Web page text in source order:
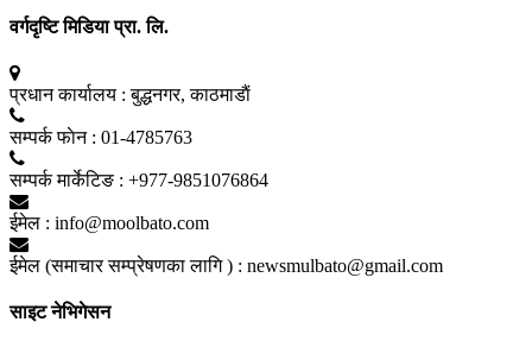
वर्गदृष्टि मिडिया प्रा. लि.
प्रधान कार्यालय : बुद्धनगर, काठमाडाैं
सम्पर्क फाेन : 01-4785763
सम्पर्क मार्केटिङ : +977-9851076864
ईमेल : info@moolbato.com
ईमेल (समाचार सम्प्रेषणका लागि ) : newsmulbato@gmail.com
साइट नेभिगेसन